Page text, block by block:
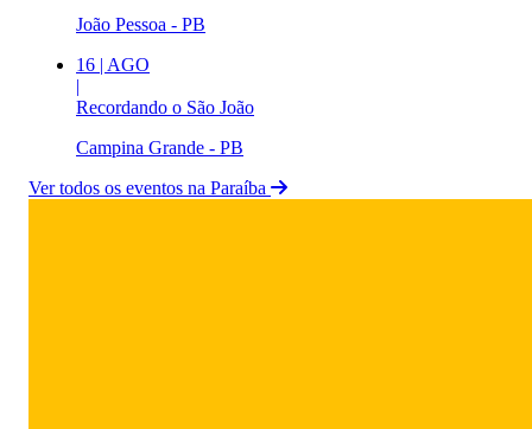
João Pessoa - PB
16 | AGO
|
Recordando o São João
Campina Grande - PB
Ver todos os eventos na Paraíba